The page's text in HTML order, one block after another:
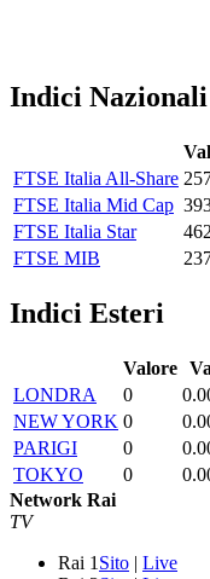
Indici Nazionali
FTSE Italia All-Share
FTSE Italia Mid Cap
FTSE Italia Star
FTSE MIB
Indici Esteri
Valore
LONDRA
0
NEW YORK 0
PARIGI
0
TOKYO
0
Network Rai
TV
Rai 1 Sito | Live